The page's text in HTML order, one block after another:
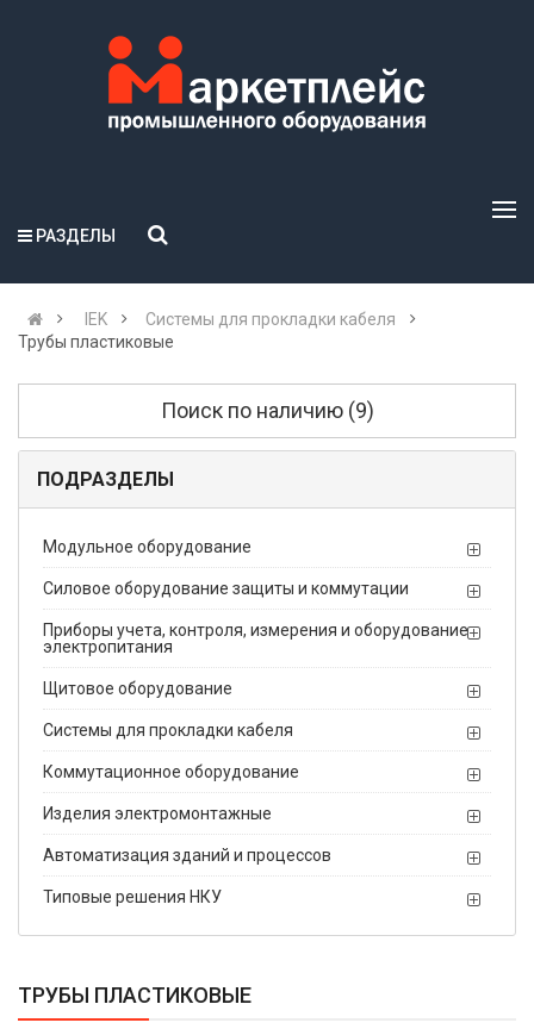
РАЗДЕЛЫ
IEK
Системы для прокладки кабеля
Трубы пластиковые
Поиск по наличию (9)
ПОДРАЗДЕЛЫ
Модульное оборудование
Силовое оборудование защиты и коммутации
Приборы учета, контроля, измерения и оборудование
электропитания
Щитовое оборудование
Системы для прокладки кабеля
Коммутационное оборудование
Изделия электромонтажные
Автоматизация зданий и процессов
Типовые решения НКУ
ТРУБЫ ПЛАСТИКОВЫЕ